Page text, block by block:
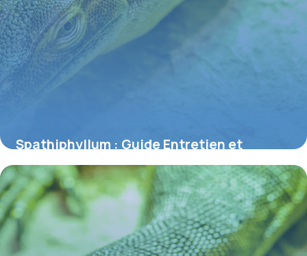
Spathiphyllum : Guide Entretien et
Bienfaits Air
3 juillet 2026